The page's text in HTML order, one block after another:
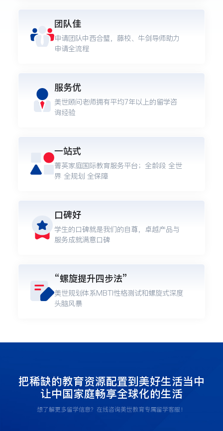
团队佳
申请团队中西合璧，藤校、牛剑导师助力
申请全流程
服务优
美世顾问老师拥有平均7年以上的留学咨
询经验
一站式
菁英家庭国际教育服务平台；全龄段 全世
界 全规划 全保障
口碑好
学生的口碑就是我们的自尊，卓越产品与
服务成就满意口碑
“螺旋提升四步法”
美世规划体系MBTI性格测试和螺旋式深度
头脑风暴
把稀缺的教育资源配置到美好生活当中
让中国家庭畅享全球化的生活
想了解更多留学信息？在线咨询美世教育专属留学客服！